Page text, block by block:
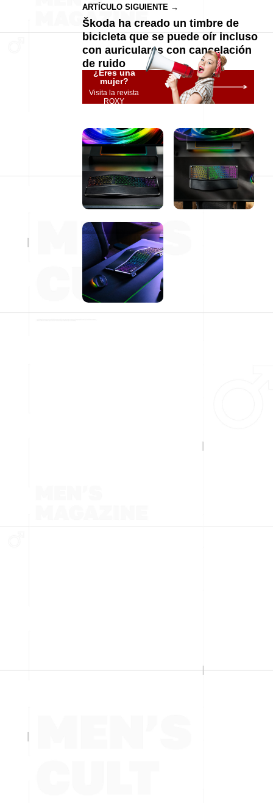
ARTÍCULO SIGUIENTE →
Škoda ha creado un timbre de
bicicleta que se puede oír incluso
con auriculares con cancelación
de ruido
¿Eres una
mujer?
Visita la revista
ROXY